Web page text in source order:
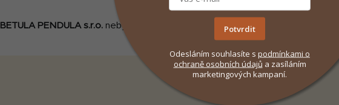
BETULA PENDULA s.r.o. nebyly nalezeny... Potvrdit
Odesláním souhlasíte s podmínkami o
ochraně osobních údajů a zasíláním
marketingových kampaní.